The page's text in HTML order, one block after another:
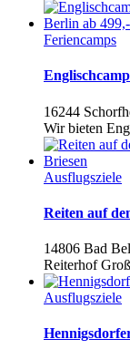
Feriencamps
16244
Wir bieten
Ausflugsziele
Reiten auf
14806 Bad
Reiterhof
Ausflugsziele